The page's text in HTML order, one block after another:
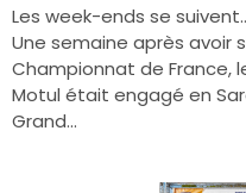
Les week-ends se
Une semaine après avoir
Championnat de France,
Motul était engagé en
Grand...